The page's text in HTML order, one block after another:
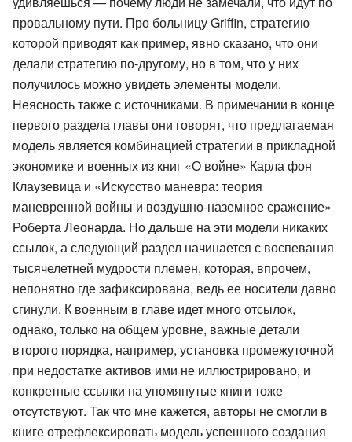
провальному пути. Про больницу Griffin, стратегию
которой приводят как пример, явно сказано, что они
делали стратегию по-другому, но в том, что у них
получилось можно увидеть элементы модели.
Неясность также с источниками. В примечании в конце
первого раздела главы они говорят, что предлагаемая
модель является комбинацией стратегии в прикладной
экономике и военных из книг «О войне» Карла фон
Клаузевица и «Искусство маневра: теория
маневренной войны и воздушно-наземное сражение»
Роберта Леонарда. Но дальше на эти модели никаких
ссылок, а следующий раздел начинается с воспевания
тысячелетней мудрости племен, которая, впрочем,
непонятно где зафиксирована, ведь ее носители давно
сгинули. К военным в главе идет много отсылок,
однако, только на общем уровне, важные детали
второго порядка, например, установка промежуточной
при недостатке активов ими не иллюстрировано, и
конкретные ссылки на упомянутые книги тоже
отсутствуют. Так что мне кажется, авторы не смогли в
книге отрефлексировать модель успешного создания